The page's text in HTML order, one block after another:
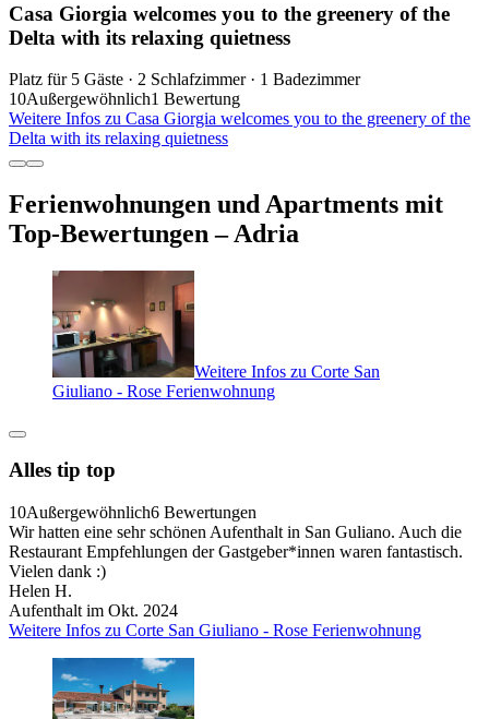
Casa Giorgia welcomes you to the greenery of the
Delta with its relaxing quietness
Platz für 5 Gäste · 2 Schlafzimmer · 1 Badezimmer
10Außergewöhnlich1 Bewertung
Weitere Infos zu Casa Giorgia welcomes you to the greenery of the
Delta with its relaxing quietness
Ferienwohnungen und Apartments mit
Top-Bewertungen – Adria
Weitere Infos zu Corte San
Giuliano - Rose Ferienwohnung
Alles tip top
10Außergewöhnlich6 Bewertungen
Wir hatten eine sehr schönen Aufenthalt in San Guliano. Auch die
Restaurant Empfehlungen der Gastgeber*innen waren fantastisch.
Vielen dank :)
Helen H.
Aufenthalt im Okt. 2024
Weitere Infos zu Corte San Giuliano - Rose Ferienwohnung